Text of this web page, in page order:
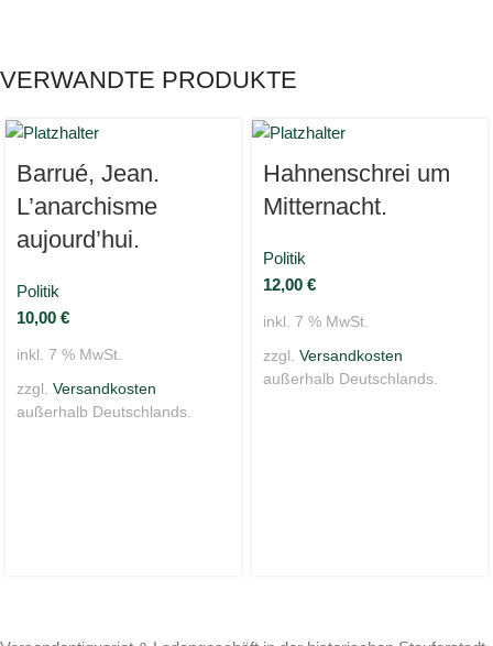
VERWANDTE PRODUKTE
Barrué, Jean.
L’anarchisme
aujourd’hui.
Politik
10,00 €
inkl. 7 % MwSt.
zzgl. Versandkosten
außerhalb Deutschlands.
Hahnenschrei um
Mitternacht.
Politik
12,00 €
inkl. 7 % MwSt.
zzgl. Versandkosten
außerhalb Deutschlands.